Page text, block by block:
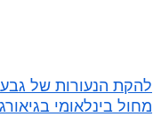
להקת הנעורות של
מחול בינלאומי